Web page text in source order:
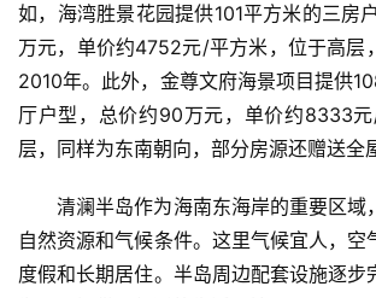
如，海湾胜景花园提供101平方米的三房
万元，单价约4752元/平方米，位于高层
2010年。此外，金尊文府海景项目提供
厅户型，总价约90万元，单价约8333
层，同样为东南朝向，部分房源还赠送全
清澜半岛作为海南东海岸的重要区域
自然资源和气候条件。这里气候宜人，空
度假和长期居住。半岛周边配套设施逐步